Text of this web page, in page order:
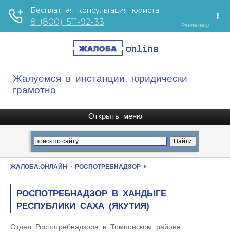
Жалуемся в инстанции, юридически
грамотно
ЖАЛОБА.ОНЛАЙН РОСПОТРЕБНАДЗОР
РОСПОТРЕБНАДЗОР В ХАНДЫГЕ
РЕСПУБЛИКИ САХА (ЯКУТИЯ)
Отдел Роспотребнадзора в Томпонском районе